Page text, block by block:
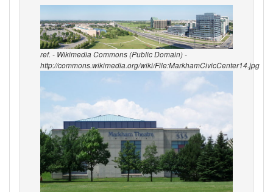
ref. - Wikimedia Commons (Public Domain) -
http://commons.wikimedia.org/wiki/File:MarkhamCivicCenter14.jpg